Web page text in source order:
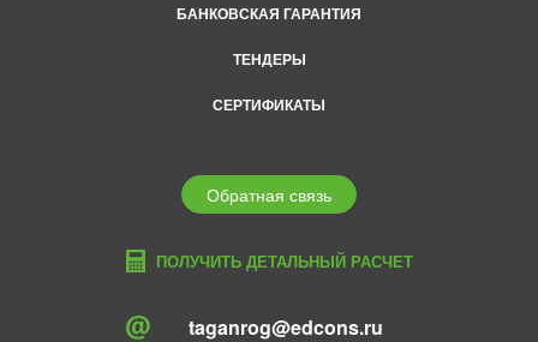
БАНКОВСКАЯ ГАРАНТИЯ
ТЕНДЕРЫ
СЕРТИФИКАТЫ
Обратная связь
ПОЛУЧИТЬ ДЕТАЛЬНЫЙ РАСЧЕТ
taganrog@edcons.ru